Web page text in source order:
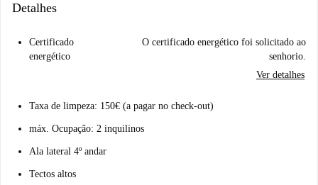
Detalhes
Certificado
energético
O certificado energético foi solicitado ao
senhorio.
Ver detalhes
Taxa de limpeza: 150€ (a pagar no check-out)
máx. Ocupação: 2 inquilinos
Ala lateral 4º andar
Tectos altos